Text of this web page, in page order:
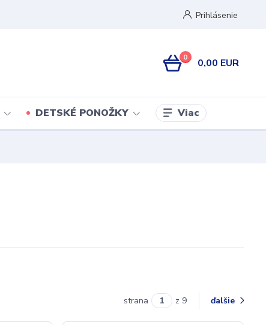
Prihlásenie
0 0,00 EUR
DETSKÉ PONOŽKY Viac
strana z 9 ďalšie